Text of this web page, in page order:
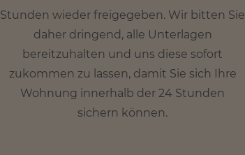
Stunden wieder freigegeben. Wir bitten Sie
daher dringend, alle Unterlagen
bereitzuhalten und uns diese sofort
zukommen zu lassen, damit Sie sich Ihre
Wohnung innerhalb der 24 Stunden
sichern können.